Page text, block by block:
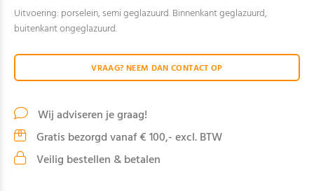
Uitvoering: porselein, semi geglazuurd. Binnenkant geglazuurd,
buitenkant ongeglazuurd.
VRAAG? NEEM DAN CONTACT OP
Wij adviseren je graag!
Gratis bezorgd vanaf € 100,- excl. BTW
Veilig bestellen & betalen